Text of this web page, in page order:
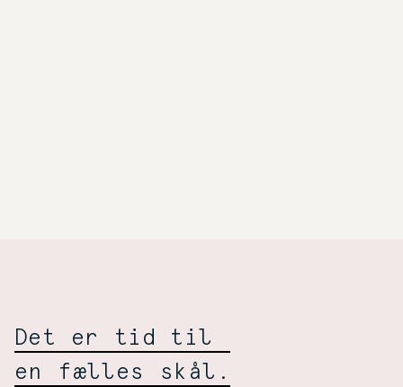
Det er tid til
en fælles skål.